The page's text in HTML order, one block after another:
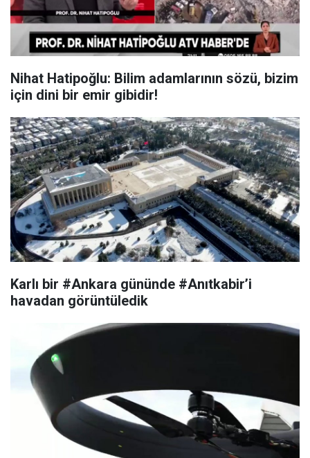
Nihat Hatipoğlu: Bilim adamlarının sözü, bizim
için dini bir emir gibidir!
Karlı bir #Ankara gününde #Anıtkabir’i
havadan görüntüledik